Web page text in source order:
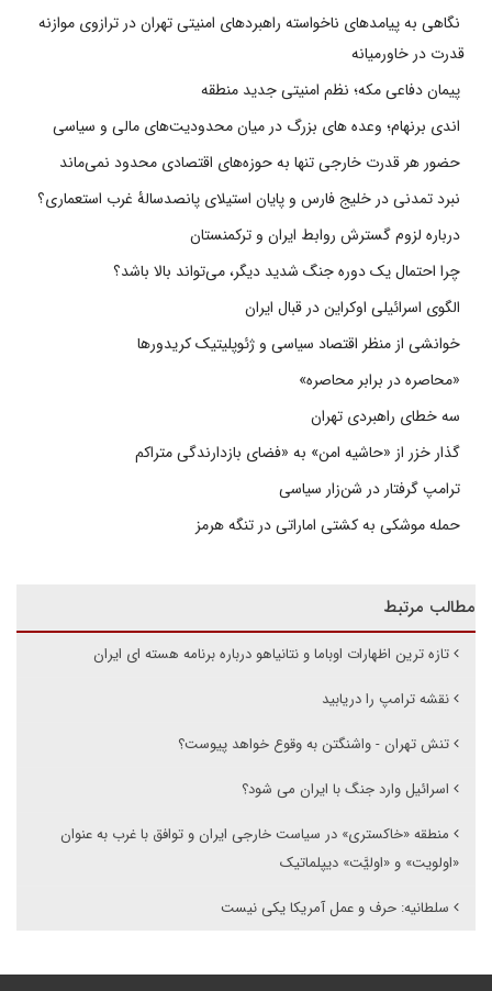
نگاهی به پیامدهای ناخواسته راهبردهای امنیتی تهران در ترازوی موازنه
قدرت در خاورمیانه
پیمان دفاعی مکه؛ نظم امنیتی جدید منطقه
اندی برنهام؛ وعده های بزرگ در میان محدودیت‌های مالی و سیاسی
حضور هر قدرت خارجی تنها به حوزه‌های اقتصادی محدود نمی‌ماند
نبرد تمدنی در خلیج فارس و پایان استیلای پانصدسالۀ غرب استعماری؟
درباره لزوم گسترش روابط ایران و ترکمنستان
چرا احتمال یک دوره جنگ شدید دیگر، می‌تواند بالا باشد؟
الگوی اسرائیلی اوکراین در قبال ایران
خوانشی از منظر اقتصاد سیاسی و ژئوپلیتیک کریدورها
«محاصره در برابر محاصره»
سه خطای راهبردی تهران
گذار خزر از «حاشیه امن» به «فضای بازدارندگی متراکم
ترامپ گرفتار در شن‌زار سیاسی
حمله موشکی به کشتی اماراتی در تنگه هرمز
مطالب مرتبط
تازه ترین اظهارات اوباما و نتانیاهو درباره برنامه هسته ای ایران
نقشه ترامپ را دریابید
تنش تهران - واشنگتن به وقوع خواهد پیوست؟
اسرائیل وارد جنگ با ایران می شود؟
منطقه «خاکستری» در سیاست خارجی ایران و توافق با غرب به عنوان
«اولویت» و «اولیَّت» دیپلماتیک
سلطانیه: حرف و عمل آمریکا یکی نیست